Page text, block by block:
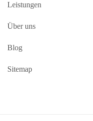
Leistungen
Über uns
Blog
Sitemap